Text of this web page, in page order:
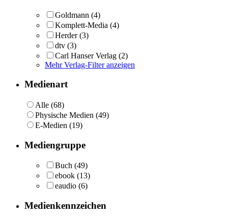
Goldmann (4)
Komplett-Media (4)
Herder (3)
dtv (3)
Carl Hanser Verlag (2)
Mehr Verlag-Filter anzeigen
Medienart
Alle (68)
Physische Medien (49)
E-Medien (19)
Mediengruppe
Buch (49)
ebook (13)
eaudio (6)
Medienkennzeichen